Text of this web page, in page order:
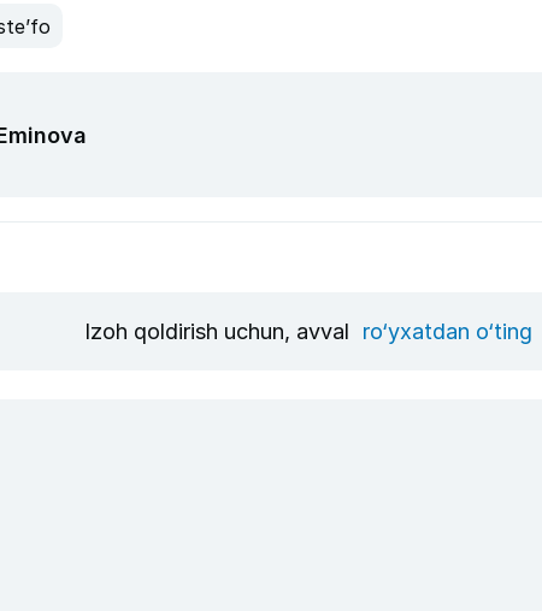
Izoh qoldirish uchun, avval ro‘yxatdan o‘ting